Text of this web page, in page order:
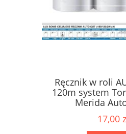
Ręcznik w roli
120m system
Merida
17,00